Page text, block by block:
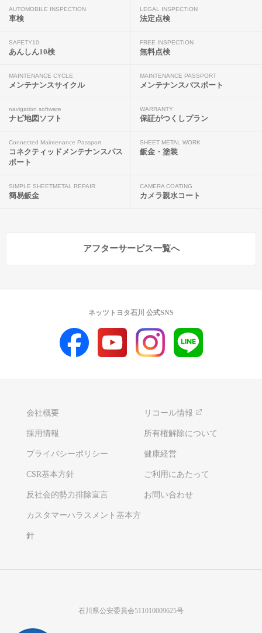
AUTOMOBILE INSPECTION
車検
LEGAL INSPECTION
法定点検
SAFETY10
あんしん10検
FREE INSPECTION
無料点検
MAINTENANCE CYCLE
メンテナンスサイクル
MAINTENANCE PASSPORT
メンテナンスパスポート
navigation software
ナビ地図ソフト
WARRANTY
保証がつくしプラン
Connected Maintenance Passport
コネクティッドメンテナンスパス
ポート
SHEET METAL WORK
鈑金・塗装
SIMPLE SHEETMETAL REPAIR
簡易鈑金
CAMERA COATING
カメラ親水コート
アフターサービス一覧へ
会社概要 リコール情報
採用情報 所有権解除について
プライバシーポリシー 健康経営
CSR基本方針 ご利用にあたって
反社会的勢力排除宣言 お問い合わせ
カスタマーハラスメント基本方
針
ネッツトヨタ石川 公式SNS
石川県公安委員会511010009625号